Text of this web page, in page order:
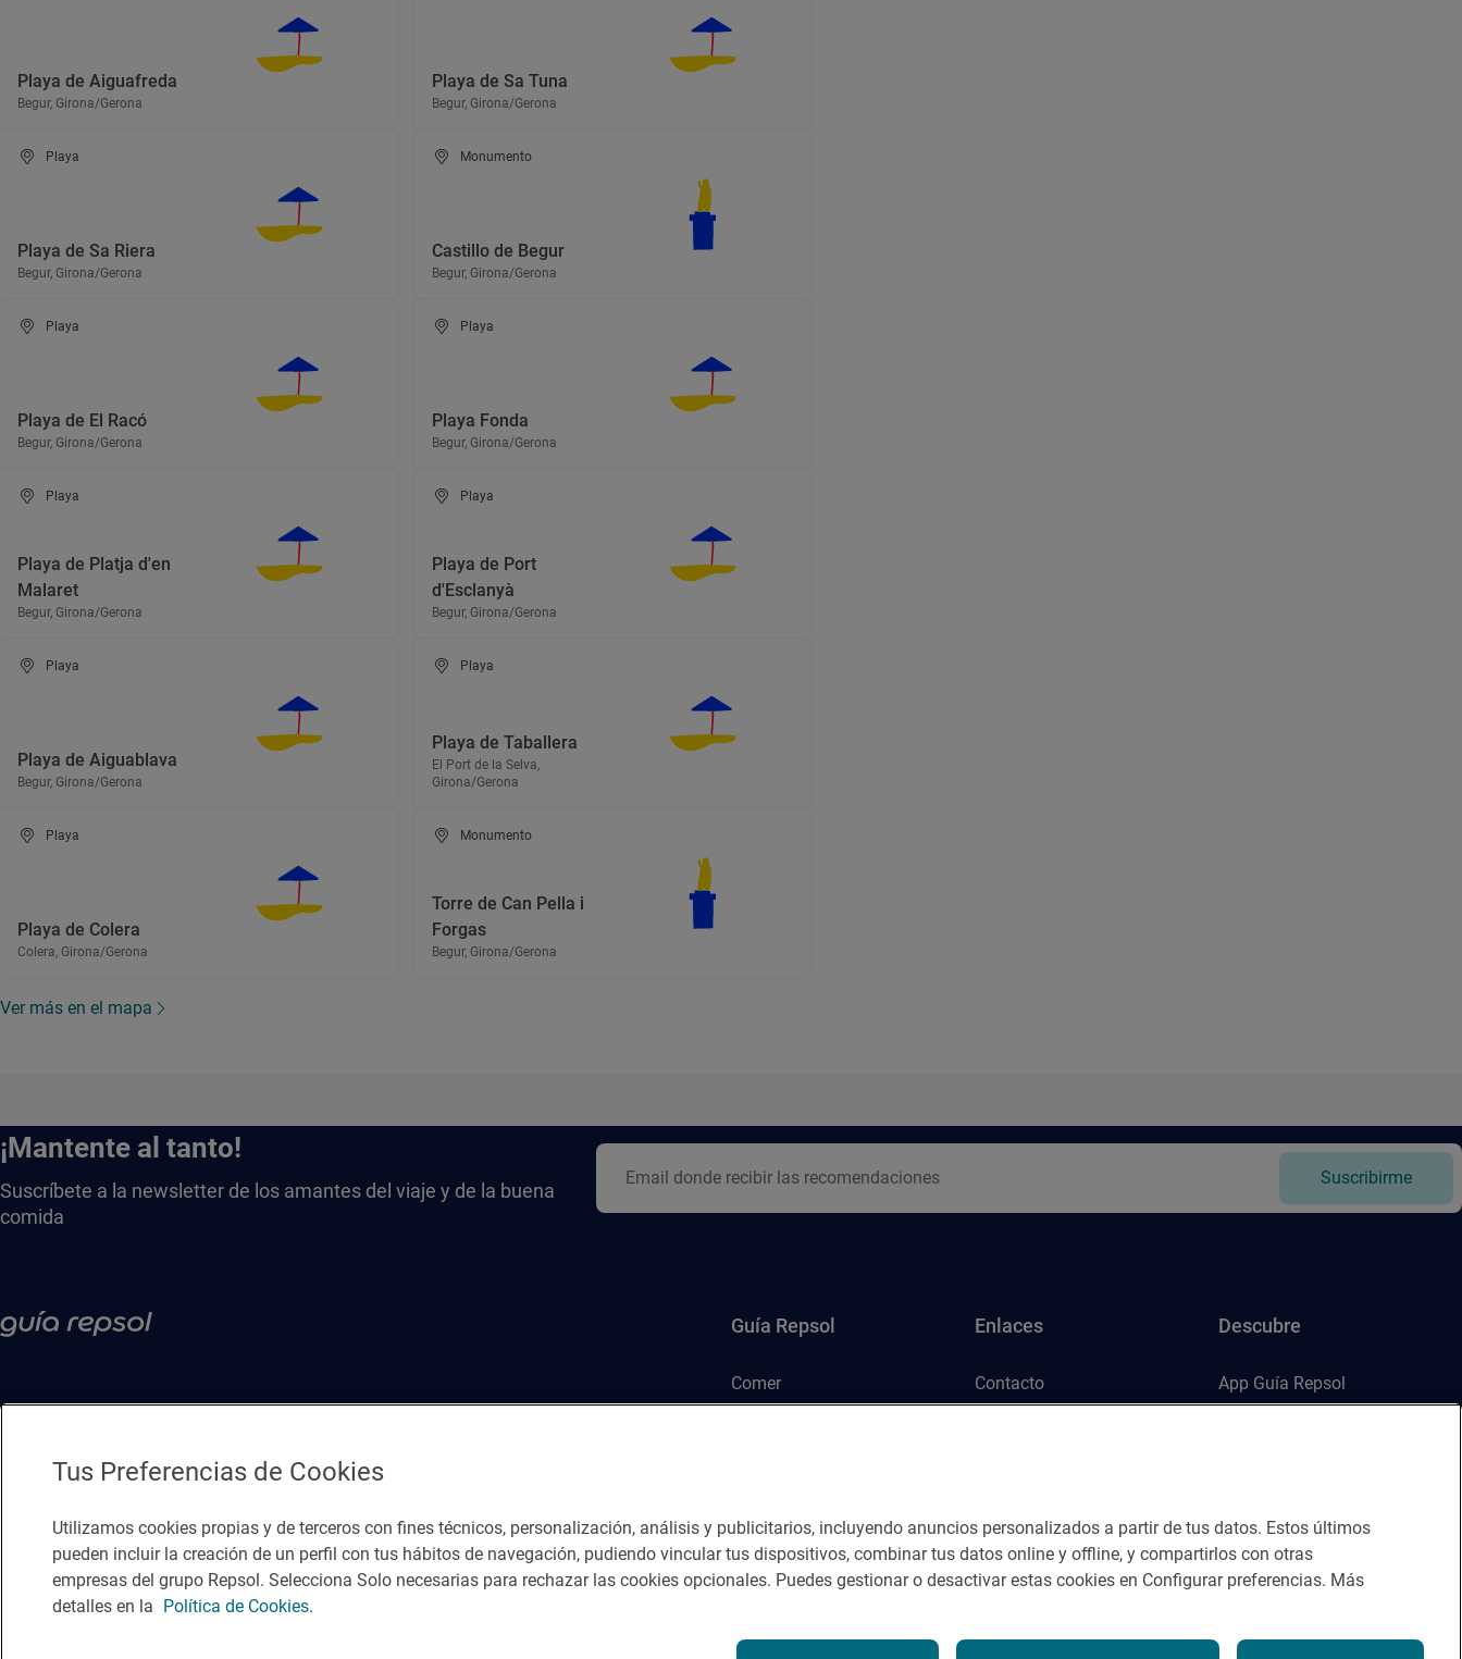
Playa de Aiguafreda
Begur, Girona/Gerona
Playa de Sa Tuna
Begur, Girona/Gerona
Playa
Playa de Sa Riera
Begur, Girona/Gerona
Monumento
Castillo de Begur
Begur, Girona/Gerona
Playa
Playa de El Racó
Begur, Girona/Gerona
Playa
Playa Fonda
Begur, Girona/Gerona
Playa
Playa de Platja d'en
Malaret
Begur, Girona/Gerona
Playa
Playa de Port
d'Esclanyà
Begur, Girona/Gerona
Playa
Playa de Aiguablava
Begur, Girona/Gerona
Playa
Playa de Taballera
El Port de la Selva,
Girona/Gerona
Playa
Playa de Colera
Colera, Girona/Gerona
Monumento
Torre de Can Pella i
Forgas
Begur, Girona/Gerona
Ver más en el mapa
¡Mantente al tanto!
Suscríbete a la newsletter de los amantes del viaje y de la buena
comida
Suscribirme
Guía Repsol
Comer
Enlaces
Contacto
Descubre
App Guía Repsol
Política de privacidad Política de cookies Condiciones del servicio
Tus Preferencias de Cookies
Utilizamos cookies propias y de terceros con fines técnicos, personalización, análisis y publicitarios, incluyendo anuncios personalizados a partir de tus datos. Estos últimos
pueden incluir la creación de un perfil con tus hábitos de navegación, pudiendo vincular tus dispositivos, combinar tus datos online y offline, y compartirlos con otras
empresas del grupo Repsol. Selecciona Solo necesarias para rechazar las cookies opcionales. Puedes gestionar o desactivar estas cookies en Configurar preferencias. Más
detalles en la Política de Cookies.